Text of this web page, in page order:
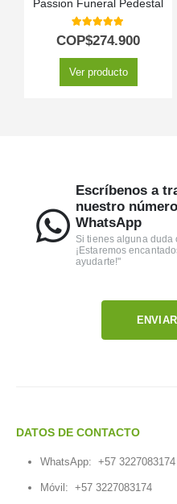
Passion Funeral Pedestal
5.00out of 5
COP$274.900
Ver producto
Escríbenos a
nuestro
WhatsApp
Si tienes alguna duda
¡Estaremos
ayudarte!"
DATOS DE CONTACTO
WhatsApp: +57 3227083174
Móvil: +57 3227083174